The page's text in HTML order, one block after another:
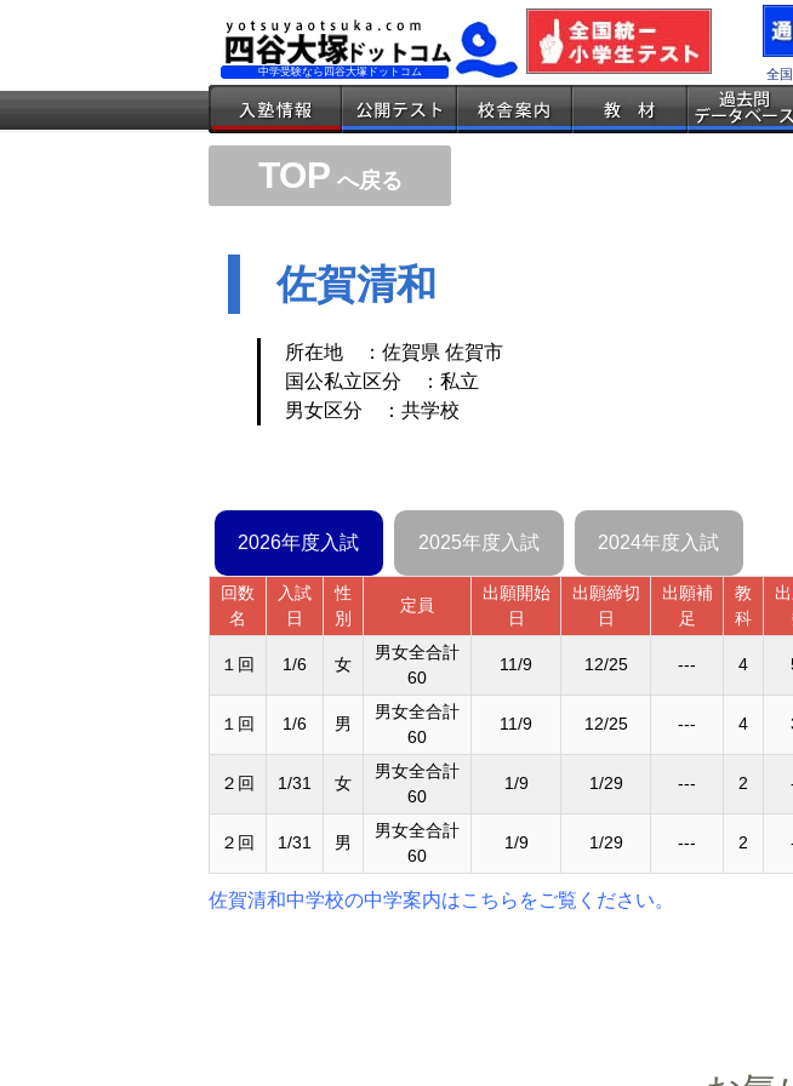
中学受験なら四谷大塚ドットコム 全
TOP へ戻る
佐賀清和
所在地 ：佐賀県 佐賀市
国公私立区分 ：私立
男女区分 ：共学校
2026年度入試 2025年度入試 2024年度入試
回数
名
入試
日
性
別
定員
出願開始
日
出願締切
日
出願補
足
教
科
１回 1/6 女
男女全合計
60
11/9 12/25 --- 4
１回 1/6 男
男女全合計
60
11/9 12/25 --- 4
２回 1/31 女
男女全合計
60
1/9 1/29 --- 2
２回 1/31 男
男女全合計
60
1/9 1/29 --- 2
佐賀清和中学校の中学案内はこちらをご覧ください。